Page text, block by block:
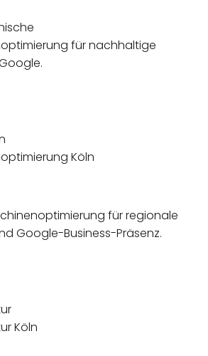
für nachhaltige
Köln
für regionale
Google-Business-Präsenz.
Köln